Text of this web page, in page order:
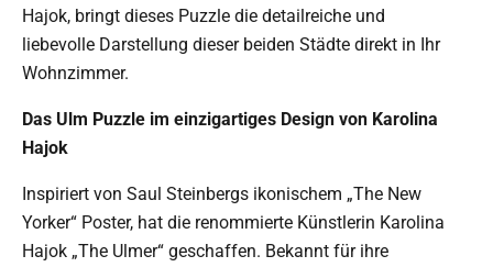
Hajok, bringt dieses Puzzle die detailreiche und
liebevolle Darstellung dieser beiden Städte direkt in Ihr
Wohnzimmer.
Das Ulm Puzzle im einzigartiges Design von Karolina
Hajok
Inspiriert von Saul Steinbergs ikonischem „The New
Yorker“ Poster, hat die renommierte Künstlerin Karolina
Hajok „The Ulmer“ geschaffen. Bekannt für ihre